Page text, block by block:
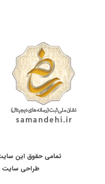
تمامی حقوق این
طراحی سایت